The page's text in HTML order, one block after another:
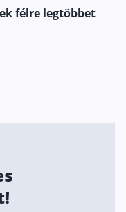
félre legtöbbet